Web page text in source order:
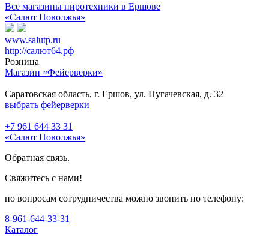
Все магазины пиротехники в Ершове
«Салют Поволжья»
www.salutp.ru
http://салют64.рф
Розница
Магазин «Фейерверки»
Саратовская область, г. Ершов, ул. Пугачевская, д. 32
выбрать фейерверки
+7 961 644 33 31
«Салют Поволжья»
Обратная связь.
Свяжитесь с нами!
по вопросам сотрудничества можно звонить по телефону:
8-961-644-33-31
Каталог